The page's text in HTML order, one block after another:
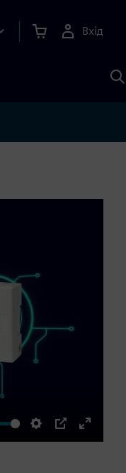
Вхід
Settings
PIP
Enter